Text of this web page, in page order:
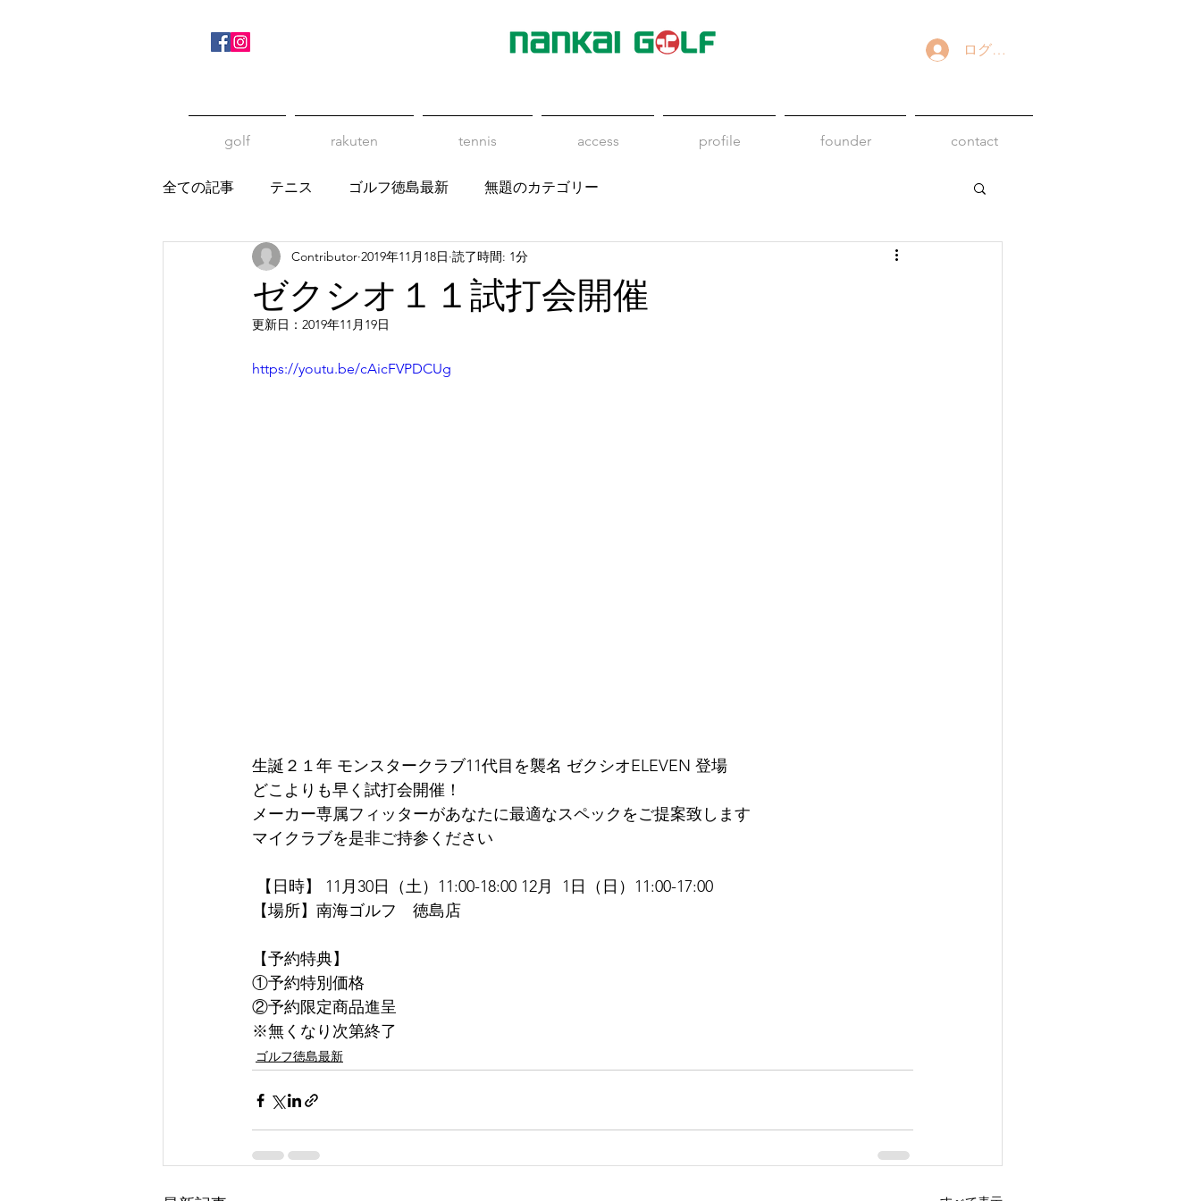
ログイン
golf rakuten tennis access profile founder contact
全ての記事 テニス ゴルフ徳島最新 無題のカテゴリー
ゼクシオ１１試打会開催
Contributor 2019年11月18日 読了時間: 1分
更新日： 2019年11月19日
https://youtu.be/cAicFVPDCUg
生誕２１年 モンスタークラブ11代目を襲名 ゼクシオELEVEN 登場
どこよりも早く試打会開催！
メーカー専属フィッターがあなたに最適なスペックをご提案致します
マイクラブを是非ご持参ください
【日時】 11月30日（土）11:00-18:00 12月  1日（日）11:00-17:00
【場所】南海ゴルフ　徳島店
【予約特典】
①予約特別価格
②予約限定商品進呈
※無くなり次第終了
ゴルフ徳島最新